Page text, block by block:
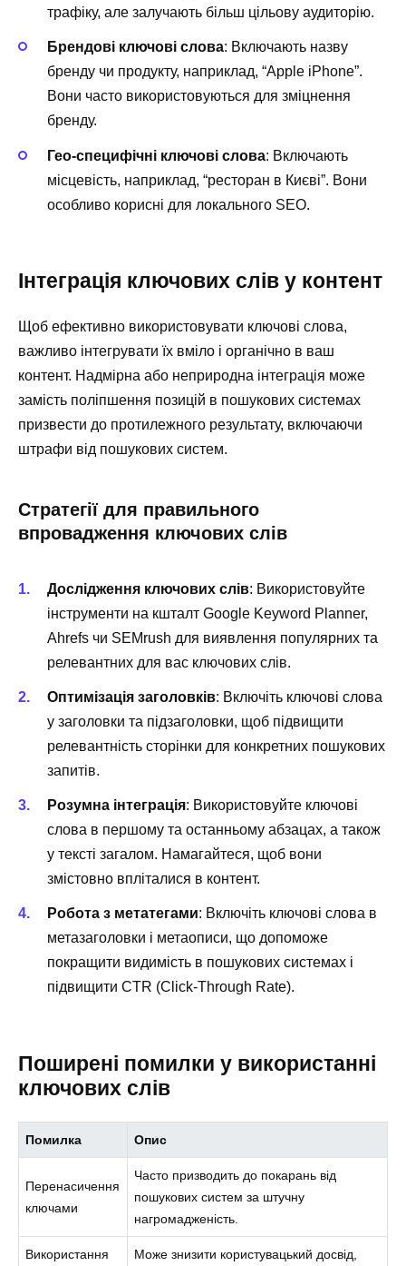
трафіку, але залучають більш цільову аудиторію.
Брендові ключові слова: Включають назву
бренду чи продукту, наприклад, “Apple iPhone”.
Вони часто використовуються для зміцнення
бренду.
Гео-специфічні ключові слова: Включають
місцевість, наприклад, “ресторан в Києві”. Вони
особливо корисні для локального SEO.
Інтеграція ключових слів у контент
Щоб ефективно використовувати ключові слова,
важливо інтегрувати їх вміло і органічно в ваш
контент. Надмірна або неприродна інтеграція може
замість поліпшення позицій в пошукових системах
призвести до протилежного результату, включаючи
штрафи від пошукових систем.
Стратегії для правильного
впровадження ключових слів
Дослідження ключових слів: Використовуйте
інструменти на кшталт Google Keyword Planner,
Ahrefs чи SEMrush для виявлення популярних та
релевантних для вас ключових слів.
Оптимізація заголовків: Включіть ключові слова
у заголовки та підзаголовки, щоб підвищити
релевантність сторінки для конкретних пошукових
запитів.
Розумна інтеграція: Використовуйте ключові
слова в першому та останньому абзацах, а також
у тексті загалом. Намагайтеся, щоб вони
змістовно впліталися в контент.
Робота з метатегами: Включіть ключові слова в
метазаголовки і метаописи, що допоможе
покращити видимість в пошукових системах і
підвищити CTR (Click-Through Rate).
Поширені помилки у використанні
ключових слів
Помилка Опис
Перенасичення
ключами
Часто призводить до покарань від
пошукових систем за штучну
нагромадженість.
Використання Може знизити користувацький досвід,